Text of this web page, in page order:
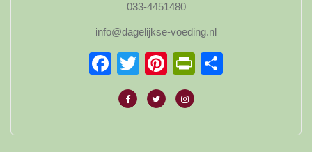
033-4451480
info@dagelijkse-voeding.nl
Facebook
Twitter
Pinterest